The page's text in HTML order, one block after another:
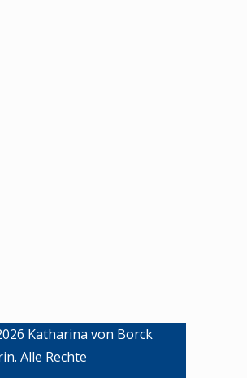
Katharina von Borck
Alle Rechte